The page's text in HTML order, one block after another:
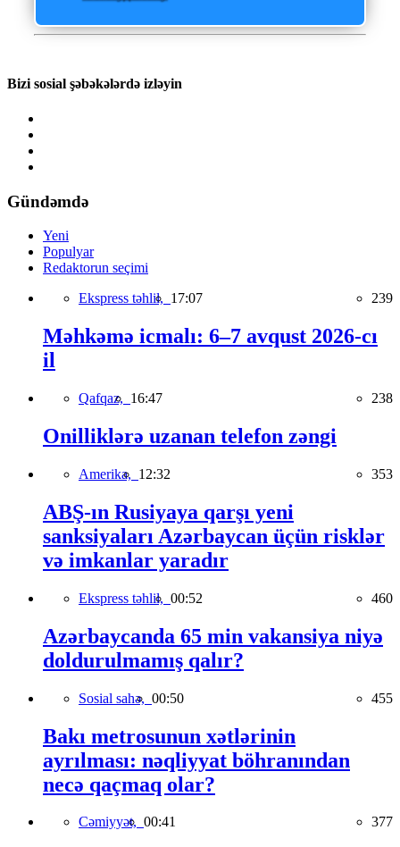
Bizi sosial şəbəkələrdə izləyin
Gündəmdə
Yeni
Populyar
Redaktorun seçimi
Ekspress təhlil, 17:07 239
Məhkəmə icmalı: 6–7 avqust 2026-cı
il
Qafqaz, 16:47 238
Onilliklərə uzanan telefon zəngi
Amerika, 12:32 353
ABŞ-ın Rusiyaya qarşı yeni
sanksiyaları Azərbaycan üçün risklər
və imkanlar yaradır
Ekspress təhlil, 00:52 460
Azərbaycanda 65 min vakansiya niyə
doldurulmamış qalır?
Sosial sahə, 00:50 455
Bakı metrosunun xətlərinin
ayrılması: nəqliyyat böhranından
necə qaçmaq olar?
Cəmiyyət, 00:41 377